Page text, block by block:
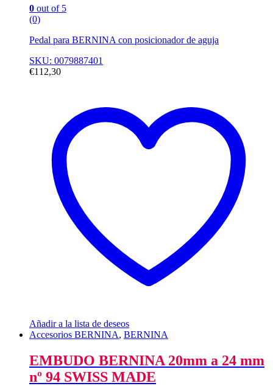
0 out of 5
(0)
Pedal para BERNINA con posicionador de aguja
SKU: 0079887401
€112,30
Añadir a la lista de deseos
Accesorios BERNINA, BERNINA
EMBUDO BERNINA 20mm a 24 mm
nº 94 SWISS MADE